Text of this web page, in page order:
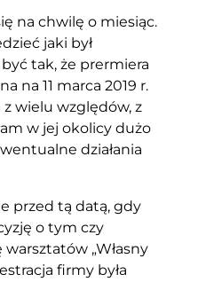
na chwilę o miesiąc.
jaki był
tak, że prermiera
na 11 marca 2019 r.
z wielu względów, z
w jej okolicy dużo
działania
przed tą datą, gdy
o tym czy
„Własny
firmy była